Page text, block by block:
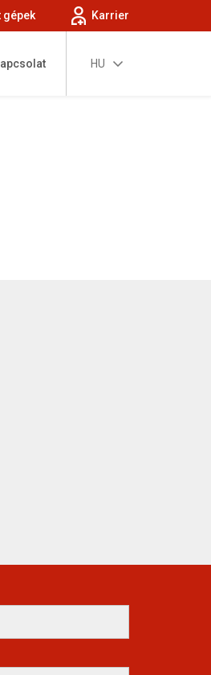
gépek Karrier
HU